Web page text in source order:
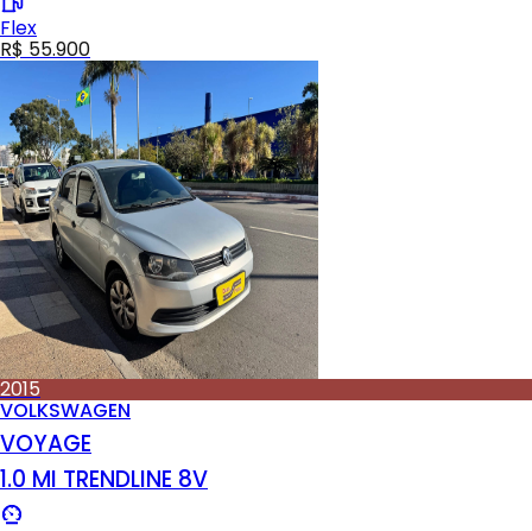
Flex
R$ 55.900
2015
VOLKSWAGEN
VOYAGE
1.0 MI TRENDLINE 8V